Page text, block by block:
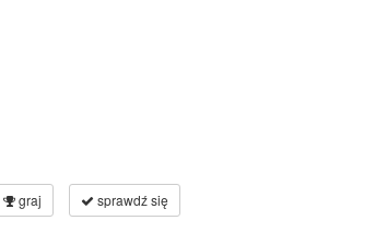
graj sprawdź się